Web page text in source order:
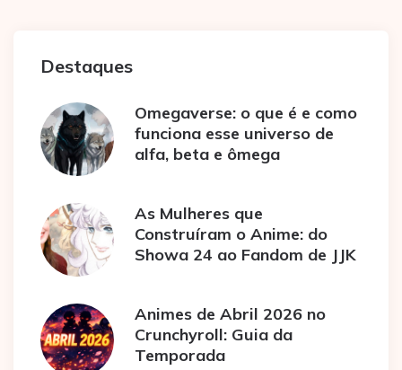
Destaques
Omegaverse: o que é e como
funciona esse universo de
alfa, beta e ômega
As Mulheres que
Construíram o Anime: do
Showa 24 ao Fandom de JJK
Animes de Abril 2026 no
Crunchyroll: Guia da
Temporada